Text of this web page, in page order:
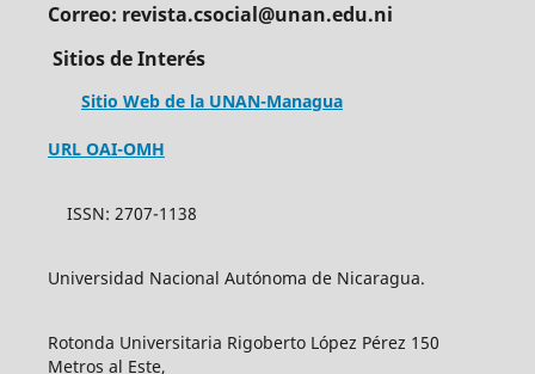
Correo: revista.csocial@unan.edu.ni
Sitios de Interés
Sitio Web de la UNAN-Managua
URL OAI-OMH
ISSN: 2707-1138
Universidad Nacional Autónoma de Nicaragua.
Rotonda Universitaria Rigoberto López Pérez 150
Metros al Este,